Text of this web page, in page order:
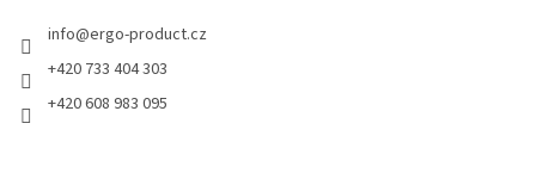
info@ergo-product.cz
+420 733 404 303
+420 608 983 095